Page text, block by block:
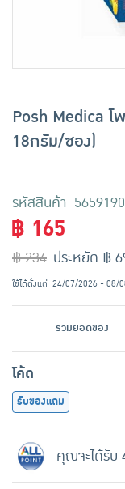
อาหารสด ผัก ผลไม้และเบเ
Posh Medica
18กรัม/ซอง)
รหัสสินค้า
฿ 165
฿ 234 ประหยัด ฿
ใช้ได้ตั้งแต่ 24/07/2026 - 08/
รวมยอดของ
โค้ด
รับของแถม
คุณจะได้รับ